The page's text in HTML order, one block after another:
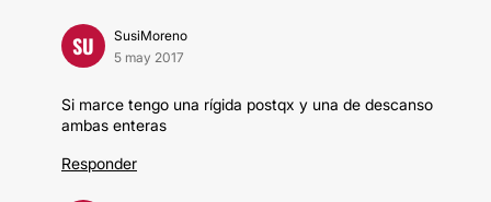
SU
SusiMoreno
5 may 2017
Si marce tengo una rígida postqx y una de descanso
ambas enteras
Responder